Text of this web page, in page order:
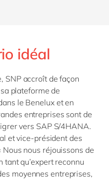
idéal
SNP accroît de façon
plateforme de
le Benelux et en
entreprises sont de
vers SAP S/4HANA.
et vice-président des
Nous nous réjouissons de
tant qu’expert reconnu
moyennes entreprises,